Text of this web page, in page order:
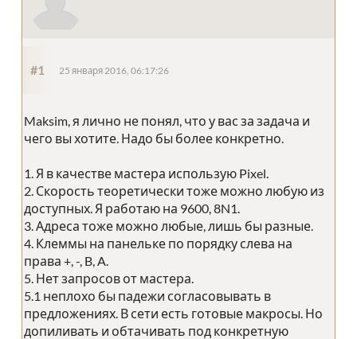
#1 25 января 2016, 06:17:26
Maksim, я лично не понял, что у вас за задача и
чего вы хотите. Надо бы более конкретно.
1. Я в качестве мастера использую Pixel.
2. Скорость теоретически тоже можно любую из
доступных. Я работаю на 9600, 8N1.
3. Адреса тоже можно любые, лишь бы разные.
4. Клеммы на панельке по порядку слева на
права +, -, B, A.
5. Нет запросов от мастера.
5.1 неплохо бы падежи согласовывать в
предложениях. В сети есть готовые макросы. Но
допиливать и обтачивать под конкретную